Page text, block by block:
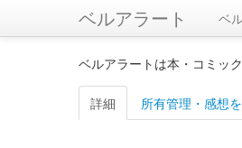
ベルアラート ベ
ベルアラートは本・コミッ
詳細 所有管理・感想を